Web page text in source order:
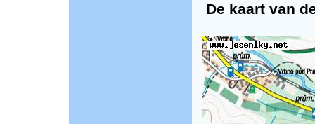
De kaart van